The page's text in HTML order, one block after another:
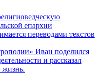
епархии
переводами текстов
Иван поделился
и рассказал
жизнь.